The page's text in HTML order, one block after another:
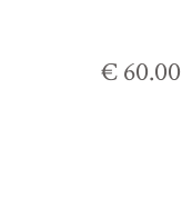
€ 60.00